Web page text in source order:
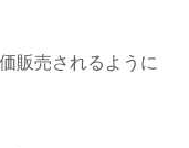
販売されるように